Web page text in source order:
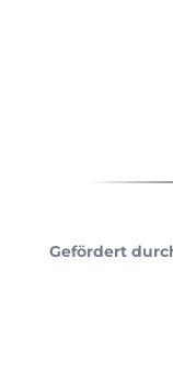
Gefördert